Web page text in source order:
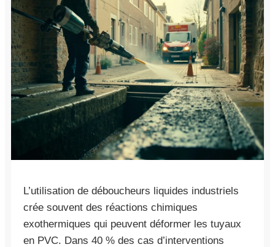
L’utilisation de déboucheurs liquides industriels
crée souvent des réactions chimiques
exothermiques qui peuvent déformer les tuyaux
en PVC. Dans 40 % des cas d’interventions